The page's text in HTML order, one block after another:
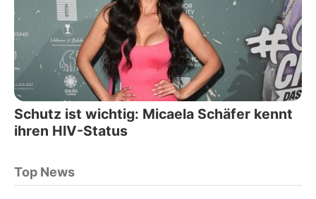
Schutz ist wichtig: Micaela Schäfer kennt
ihren HIV-Status
Top News